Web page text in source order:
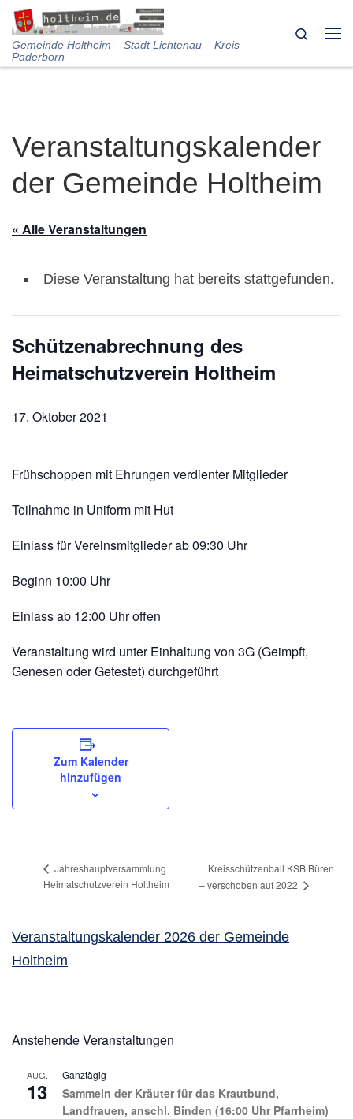
Skip to content
Gemeinde Holtheim – Stadt Lichtenau – Kreis
Paderborn
Search
Veranstaltungskalender
der Gemeinde Holtheim
« Alle Veranstaltungen
Diese Veranstaltung hat bereits stattgefunden.
Schützenabrechnung des
Heimatschutzverein Holtheim
17. Oktober 2021
Frühschoppen mit Ehrungen verdienter Mitglieder
Teilnahme in Uniform mit Hut
Einlass für Vereinsmitglieder ab 09:30 Uhr
Beginn 10:00 Uhr
Einlass ab 12:00 Uhr offen
Veranstaltung wird unter Einhaltung von 3G (Geimpft,
Genesen oder Getestet) durchgeführt
Zum Kalender
hinzufügen
Jahreshauptversammlung
Heimatschutzverein Holtheim
Kreisschützenball KSB Büren
– verschoben auf 2022
Veranstaltungskalender 2026 der Gemeinde
Holtheim
Anstehende Veranstaltungen
AUG.
13
Ganztägig
Sammeln der Kräuter für das Krautbund,
Landfrauen, anschl. Binden (16:00 Uhr Pfarrheim)